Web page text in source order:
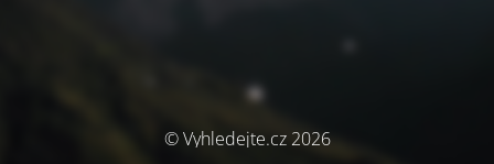
© Vyhledejte.cz 2026